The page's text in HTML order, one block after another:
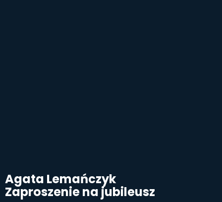
Agata Lemańczyk
Zaproszenie na jubileusz